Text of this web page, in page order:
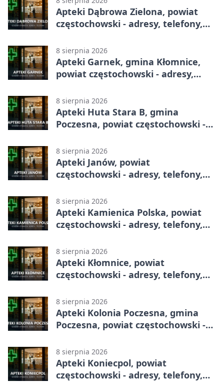
Apteki Dąbrowa Zielona, powiat
częstochowski - adresy, telefony,
8 sierpnia 2026
Apteki Garnek, gmina Kłomnice,
powiat częstochowski - adresy,
8 sierpnia 2026
Apteki Huta Stara B, gmina
Poczesna, powiat częstochowski -
8 sierpnia 2026
Apteki Janów, powiat
częstochowski - adresy, telefony,
8 sierpnia 2026
Apteki Kamienica Polska, powiat
częstochowski - adresy, telefony,
8 sierpnia 2026
Apteki Kłomnice, powiat
częstochowski - adresy, telefony,
8 sierpnia 2026
Apteki Kolonia Poczesna, gmina
Poczesna, powiat częstochowski -
8 sierpnia 2026
Apteki Koniecpol, powiat
częstochowski - adresy, telefony,